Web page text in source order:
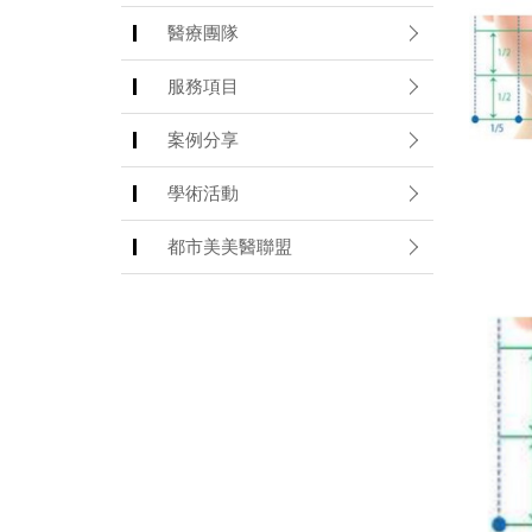
醫療團隊
服務項目
案例分享
學術活動
都市美美醫聯盟